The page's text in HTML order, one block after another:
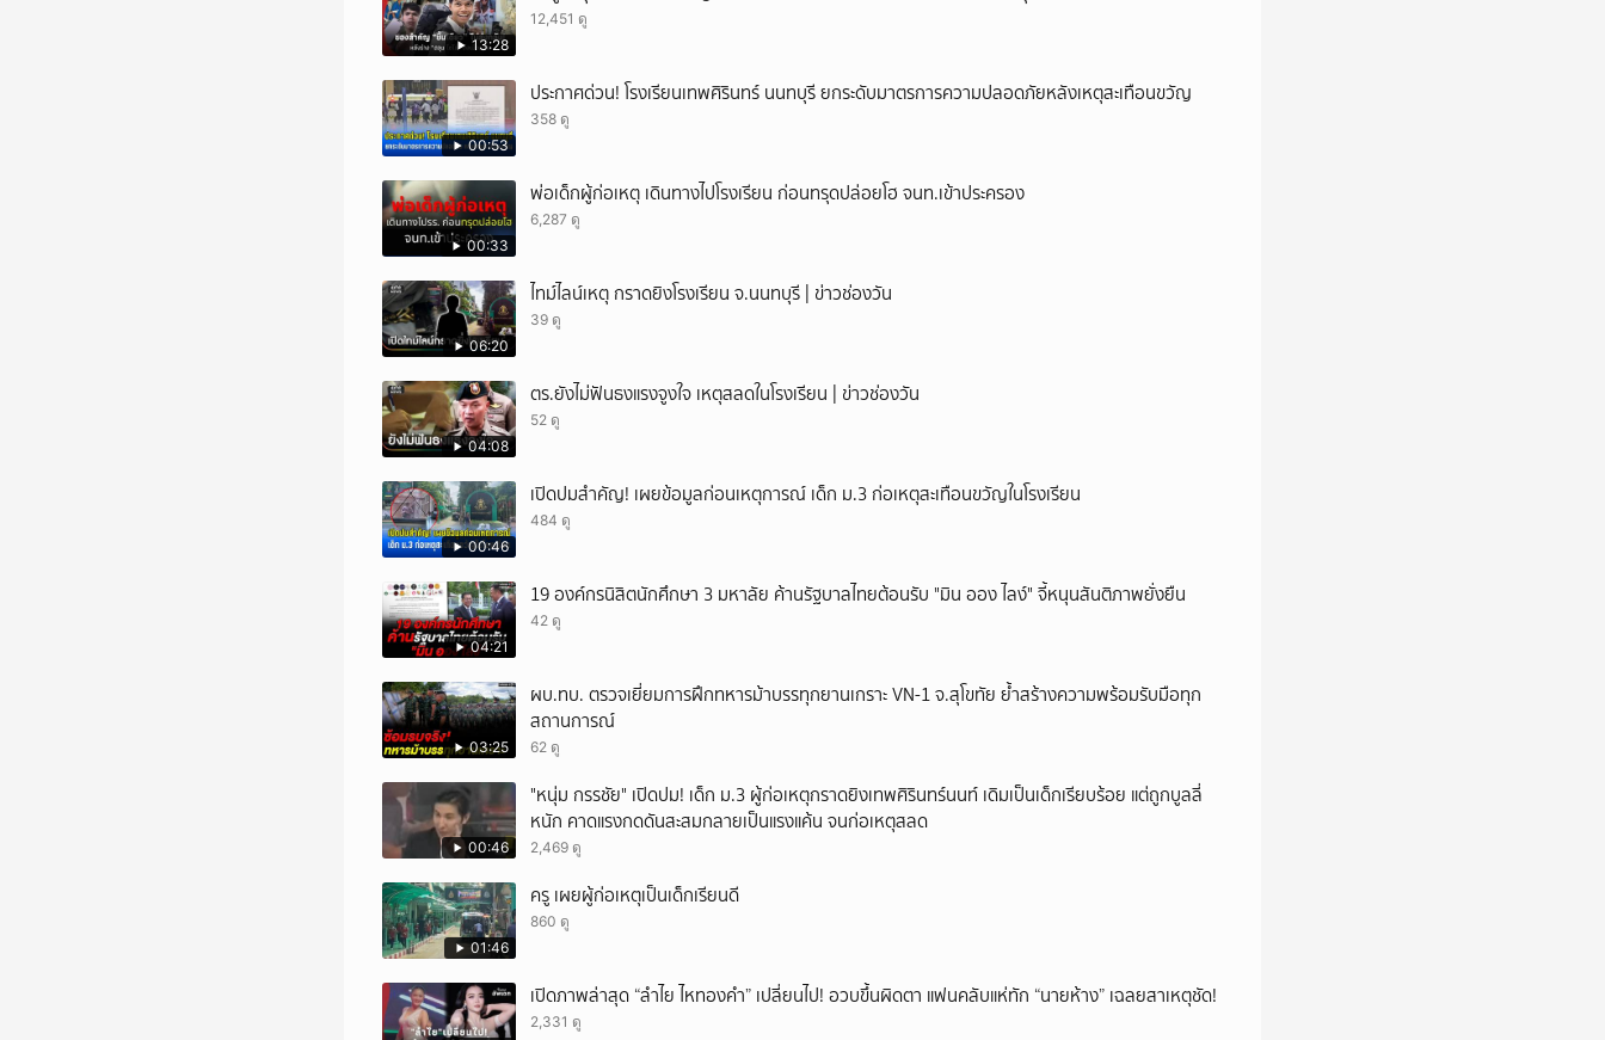
13:28
12,451 ดู
00:53
ประกาศด่วน! โรงเรียนเทพศิรินทร์ นนทบุรี ยกระดับมาตรการความปลอดภัยหลังเหตุสะเทือนขวัญ
358 ดู
00:33
พ่อเด็กผู้ก่อเหตุ เดินทางไปโรงเรียน ก่อนทรุดปล่อยโฮ จนท.เข้าประครอง
6,287 ดู
06:20
ไทม์ไลน์เหตุ กราดยิงโรงเรียน จ.นนทบุรี | ข่าวช่องวัน
39 ดู
04:08
ตร.ยังไม่ฟันธงแรงจูงใจ เหตุสลดในโรงเรียน | ข่าวช่องวัน
52 ดู
00:46
เปิดปมสำคัญ! เผยข้อมูลก่อนเหตุการณ์ เด็ก ม.3 ก่อเหตุสะเทือนขวัญในโรงเรียน
484 ดู
04:21
19 องค์กรนิสิตนักศึกษา 3 มหาลัย ค้านรัฐบาลไทยต้อนรับ "มิน ออง ไลง์" จี้หนุนสันติภาพยั่งยืน
42 ดู
03:25
ผบ.ทบ. ตรวจเยี่ยมการฝึกทหารม้าบรรทุกยานเกราะ VN-1 จ.สุโขทัย ย้ำสร้างความพร้อมรับมือทุก
สถานการณ์
62 ดู
00:46
"หนุ่ม กรรชัย" เปิดปม! เด็ก ม.3 ผู้ก่อเหตุกราดยิงเทพศิรินทร์นนท์ เดิมเป็นเด็กเรียบร้อย แต่ถูกบูลลี่
หนัก คาดแรงกดดันสะสมกลายเป็นแรงแค้น จนก่อเหตุสลด
2,469 ดู
01:46
ครู เผยผู้ก่อเหตุเป็นเด็กเรียนดี
860 ดู
เปิดภาพล่าสุด “ลำไย ไหทองคำ” เปลี่ยนไป! อวบขึ้นผิดตา แฟนคลับแห่ทัก “นายห้าง” เฉลยสาเหตุชัด!
2,331 ดู